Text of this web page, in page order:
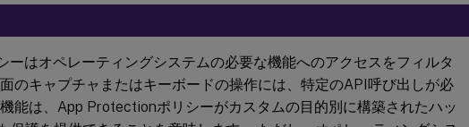
はオペレーティングシステムの必要な機能へのアクセスをフィルタ
のキャプチャまたはキーボードの操作には、特定のAPI呼び出しが必
能は、App Protectionポリシーがカスタムの目的別に構築されたハッ